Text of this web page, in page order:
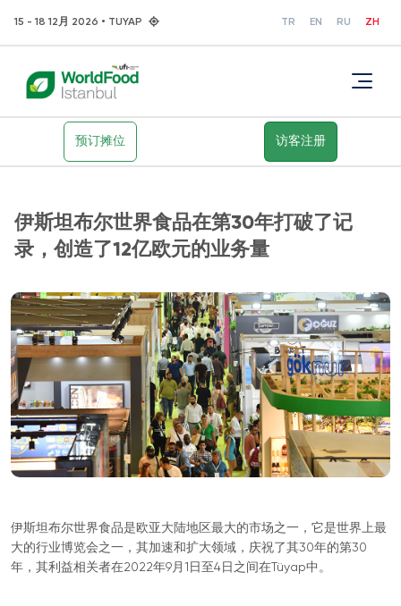
15 - 18 12月 2026 • TUYAP TR EN RU ZH
预订摊位 访客注册
伊斯坦布尔世界食品在第30年打破了记
录，创造了12亿欧元的业务量
伊斯坦布尔世界食品是欧亚大陆地区最大的市场之一，它是世界上最
大的行业博览会之一，其加速和扩大领域，庆祝了其30年的第30
年，其利益相关者在2022年9月1日至4日之间在Tüyap中。